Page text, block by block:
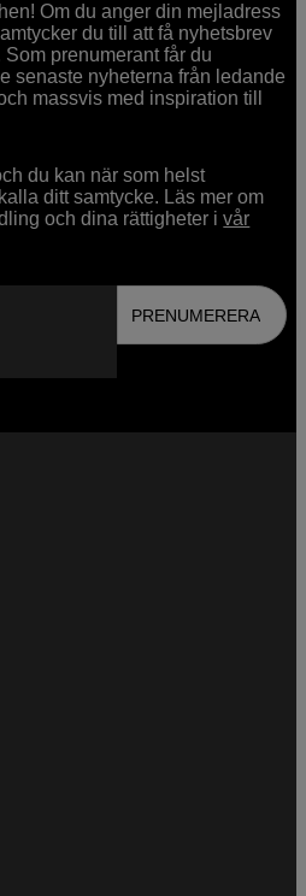
Om du anger din mejladress
du till att få nyhetsbrev
prenumerant får du
senaste nyheterna från ledande
massvis med inspiration till
du kan när som helst
ditt samtycke. Läs mer om
och dina rättigheter ivår
PRENUMERERA